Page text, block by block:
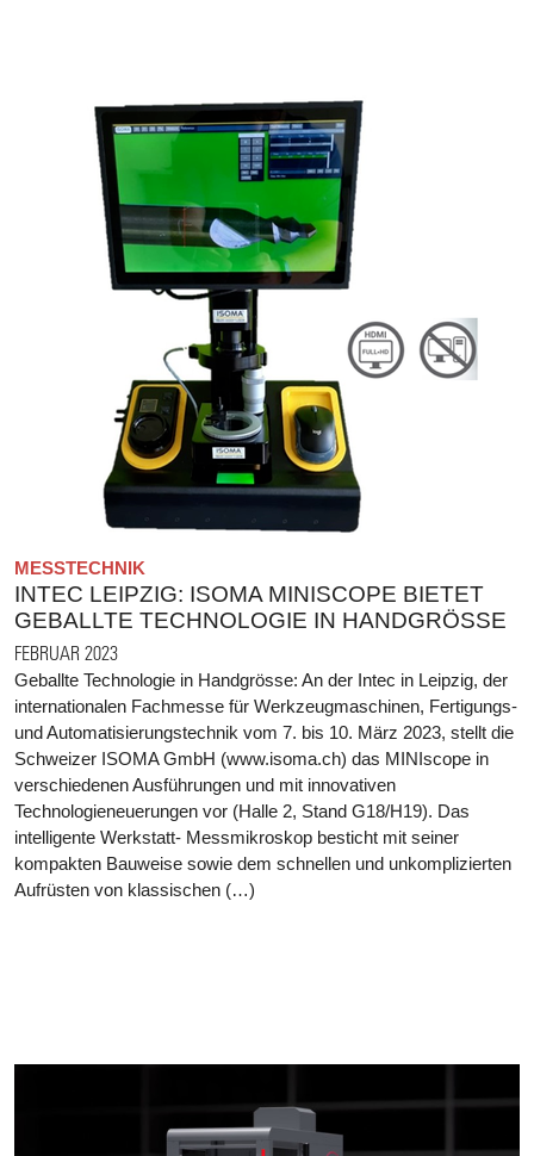
MESSTECHNIK
INTEC LEIPZIG: ISOMA MINISCOPE BIETET
GEBALLTE TECHNOLOGIE IN HANDGRÖSSE
FEBRUAR 2023
Geballte Technologie in Handgrösse: An der Intec in Leipzig, der
internationalen Fachmesse für Werkzeugmaschinen, Fertigungs-
und Automatisierungstechnik vom 7. bis 10. März 2023, stellt die
Schweizer ISOMA GmbH (www.isoma.ch) das MINIscope in
verschiedenen Ausführungen und mit innovativen
Technologieneuerungen vor (Halle 2, Stand G18/H19). Das
intelligente Werkstatt- Messmikroskop besticht mit seiner
kompakten Bauweise sowie dem schnellen und unkomplizierten
Aufrüsten von klassischen (…)